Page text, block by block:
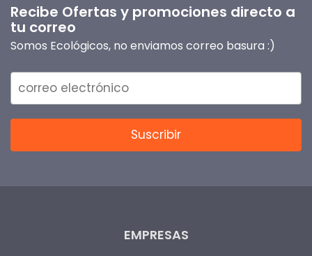
Recibe Ofertas y promociones directo a
tu correo
Somos Ecológicos, no enviamos correo basura :)
EMPRESAS